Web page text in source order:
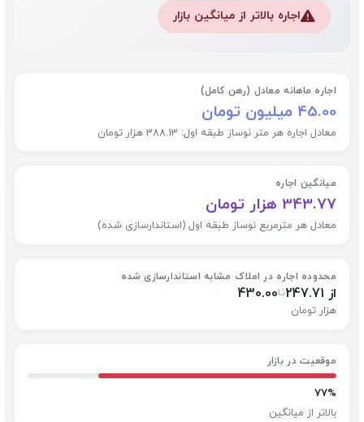
⚠️اجاره بالاتر از میانگین بازار
اجاره ماهانه معادل (رهن کامل)
45.00 میلیون تومان
معادل اجاره هر متر نوساز طبقه اول: 388.13 هزار تومان
میانگین اجاره
343.77 هزار تومان
معادل هر مترمربع نوساز طبقه اول (استاندارسازی شده)
محدوده اجاره در املاک مشابه استاندارسازی شده
از 247.71 تا430.00
هزار تومان
موقعیت در بازار
77%
بالاتر از میانگین